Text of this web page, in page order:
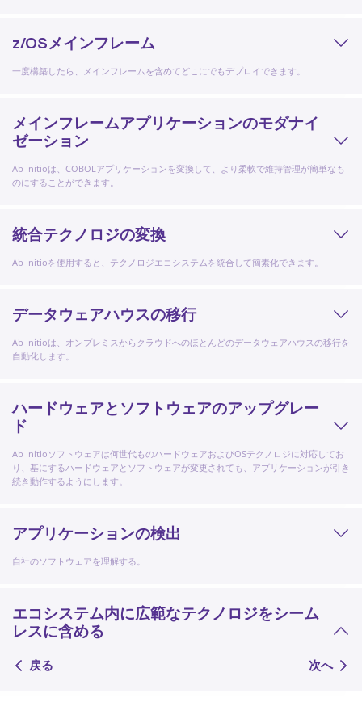
z/OSメインフレーム
一度構築したら、メインフレームを含めてどこにでもデプロイできます。
メインフレームアプリケーションのモダナイ
ゼーション
Ab Initioは、COBOLアプリケーションを変換して、より柔軟で維持管理が簡単なも
のにすることができます。
統合テクノロジの変換
Ab Initioを使用すると、テクノロジエコシステムを統合して簡素化できます。
データウェアハウスの移行
Ab Initioは、オンプレミスからクラウドへのほとんどのデータウェアハウスの移行を
自動化します。
ハードウェアとソフトウェアのアップグレー
ド
Ab Initioソフトウェアは何世代ものハードウェアおよびOSテクノロジに対応してお
り、基にするハードウェアとソフトウェアが変更されても、アプリケーションが引き
続き動作するようにします。
アプリケーションの検出
自社のソフトウェアを理解する。
エコシステム内に広範なテクノロジをシーム
レスに含める
戻る 次へ